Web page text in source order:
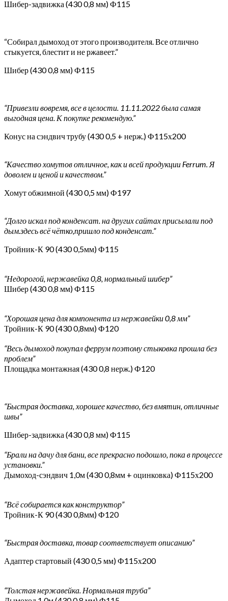
Шибер-задвижка (430 0,8 мм) Ф115
“Собирал дымоход от этого производителя. Все отлично
стыкуется, блестит и не ржавеет.”
Шибер (430 0,8 мм) Ф115
“Привезли вовремя, все в целости. 11.11.2022 была самая
выгодная цена. К покупке рекомендую.”
Конус на сэндвич трубу (430 0,5 + нерж.) Ф115х200
“Качество хомутов отличное, как и всей продукции Ferrum. Я
доволен и ценой и качеством.”
Хомут обжимной (430 0,5 мм) Ф197
“Долго искал под конденсат. на других сайтах присылали под
дым.здесь всё чётко,пришло под конденсат.”
Тройник-К 90 (430 0,5мм) Ф115
“Недорогой, нержавейка 0,8, нормальный шибер”
Шибер (430 0,8 мм) Ф115
“Хорошая цена для компонента из нержавейки 0,8 мм”
Тройник-К 90 (430 0,8мм) Ф120
“Весь дымоход покупал феррум поэтому стыковка прошла без
проблем”
Площадка монтажная (430 0,8 нерж.) Ф120
“Быстрая доставка, хорошее качество, без вмятин, отличные
швы”
Шибер-задвижка (430 0,8 мм) Ф115
“Брали на дачу для бани, все прекрасно подошло, пока в процессе
установки.”
Дымоход-сэндвич 1,0м (430 0,8мм + оцинковка) Ф115х200
“Всё собирается как конструктор”
Тройник-К 90 (430 0,8мм) Ф120
“Быстрая доставка, товар соответствует описанию”
Адаптер стартовый (430 0,5 мм) Ф115х200
“Толстая нержавейка. Нормальная труба”